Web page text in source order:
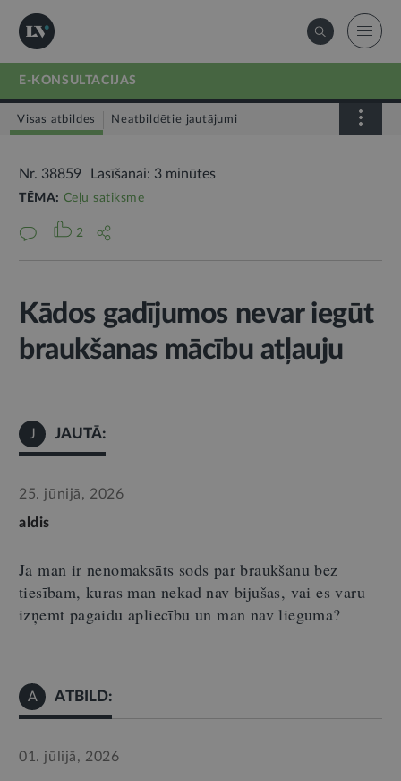
E-KONSULTĀCIJAS
Visas atbildes Neatbildētie jautājumi
Nr. 38859 Lasīšanai: 3 minūtes
TĒMA: Ceļu satiksme
2
Kādos gadījumos nevar iegūt
braukšanas mācību atļauju
J JAUTĀ:
25. jūnijā, 2026
aldis
Ja man ir nenomaksāts sods par braukšanu bez
tiesībam, kuras man nekad nav bijušas, vai es varu
izņemt pagaidu apliecību un man nav lieguma?
A ATBILD:
01. jūlijā, 2026